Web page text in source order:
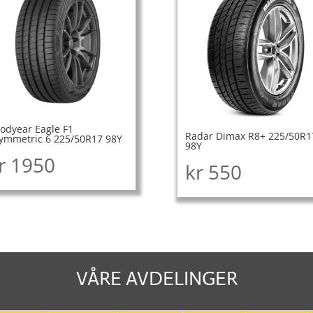
Eagle F1
6 225/50R17 98Y
1950
Radar Dimax R8+ 225/
98Y
kr 550
VÅRE AVDELINGER